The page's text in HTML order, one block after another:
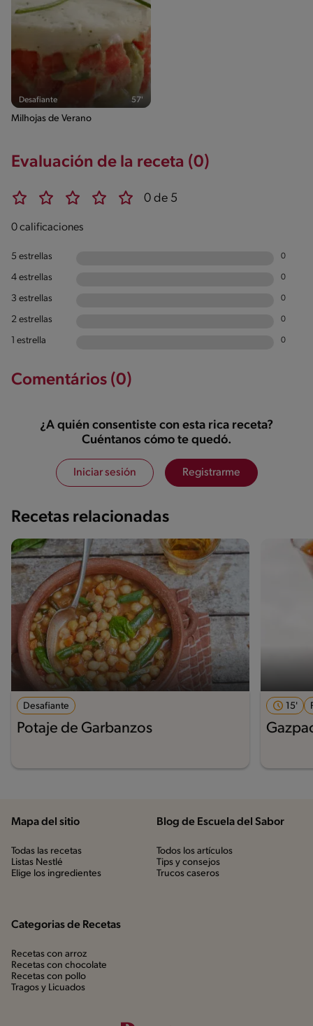
Desafiante 57'
Milhojas de Verano
Evaluación de la receta (0)
0 de 5
0 calificaciones
5 estrellas 0
4 estrellas 0
3 estrellas 0
2 estrellas 0
1 estrella 0
Comentários (0)
¿A quién consentiste con esta rica receta?
Cuéntanos cómo te quedó.
Iniciar sesión Registrarme
Recetas relacionadas
Desafiante
Potaje de Garbanzos
15'
Mapa del sitio
Todas las recetas
Listas Nestlé
Elige los ingredientes
Blog de Escuela del Sabor
Todos los artículos
Tips y consejos
Trucos caseros
Categorias de Recetas
Recetas con arroz
Recetas con chocolate
Recetas con pollo
Tragos y Licuados